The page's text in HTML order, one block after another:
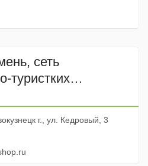
сеть
туристких
г., ул. Кедровый, 3